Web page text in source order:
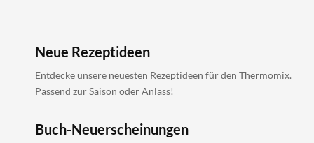
Neue Rezeptideen
Entdecke unsere neuesten Rezeptideen für den Thermomix.
Passend zur Saison oder Anlass!
Buch-Neuerscheinungen